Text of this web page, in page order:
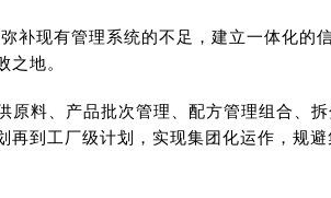
补现有管理系统的不足，建立一体化的
之地。
原料、产品批次管理、配方管理组合、
再到工厂级计划，实现集团化运作，规